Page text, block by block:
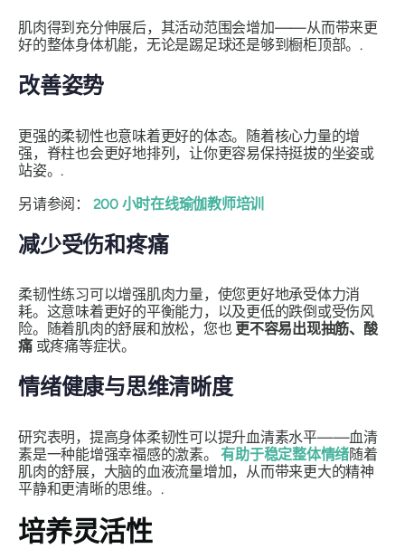
肌肉得到充分伸展后，其活动范围会增加——从而带来更
好的整体身体机能，无论是踢足球还是够到橱柜顶部。.
改善姿势
更强的柔韧性也意味着更好的体态。随着核心力量的增
强，脊柱也会更好地排列，让你更容易保持挺拔的坐姿或
站姿。.
另请参阅： 200 小时在线瑜伽教师培训
减少受伤和疼痛
柔韧性练习可以增强肌肉力量，使您更好地承受体力消
耗。这意味着更好的平衡能力，以及更低的跌倒或受伤风
险。随着肌肉的舒展和放松，您也 更不容易出现抽筋、酸
痛或疼痛等症状。
情绪健康与思维清晰度
研究表明，提高身体柔韧性可以提升血清素水平——血清
素是一种能增强幸福感的激素。有助于稳定整体情绪随着
肌肉的舒展，大脑的血液流量增加，从而带来更大的精神
平静和更清晰的思维。.
培养灵活性